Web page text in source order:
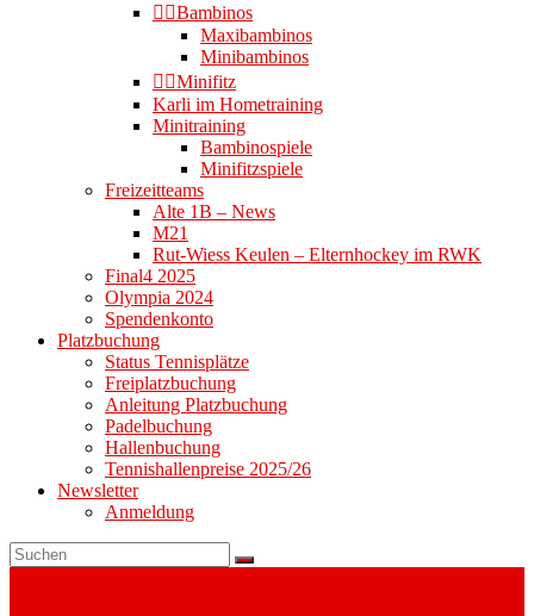
👉🏻Bambinos
Maxibambinos
Minibambinos
👉🏻Minifitz
Karli im Hometraining
Minitraining
Bambinospiele
Minifitzspiele
Freizeitteams
Alte 1B – News
M21
Rut-Wiess Keulen – Elternhockey im RWK
Final4 2025
Olympia 2024
Spendenkonto
Platzbuchung
Status Tennisplätze
Freiplatzbuchung
Anleitung Platzbuchung
Padelbuchung
Hallenbuchung
Tennishallenpreise 2025/26
Newsletter
Anmeldung